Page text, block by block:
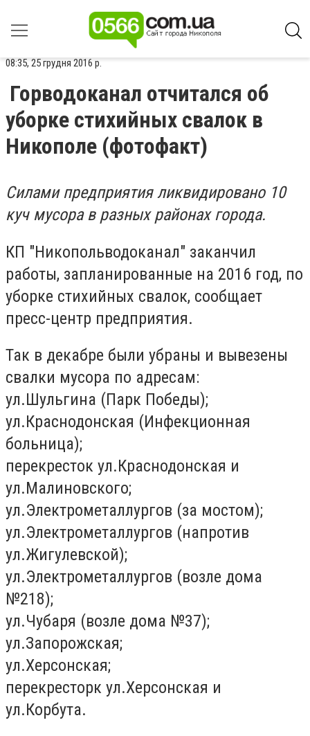
08:35, 25 грудня 2016 р.
Горводоканал отчитался об
уборке стихийных свалок в
Никополе (фотофакт)
Силами предприятия ликвидировано 10
куч мусора в разных районах города.
КП "Никопольводоканал" заканчил
работы, запланированные на 2016 год, по
уборке стихийных свалок, сообщает
пресс-центр предприятия.
Так в декабре были убраны и вывезены
свалки мусора по адресам:
ул.Шульгина (Парк Победы);
ул.Краснодонская (Инфекционная
больница);
перекресток ул.Краснодонская и
ул.Малиновского;
ул.Электрометаллургов (за мостом);
ул.Электрометаллургов (напротив
ул.Жигулевской);
ул.Электрометаллургов (возле дома
№218);
ул.Чубаря (возле дома №37);
ул.Запорожская;
ул.Херсонская;
перекресторк ул.Херсонская и
ул.Корбута.